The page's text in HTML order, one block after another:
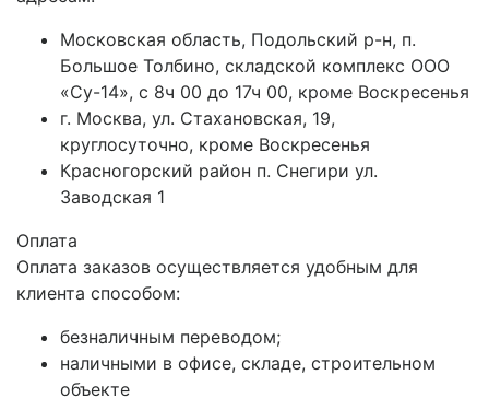
Московская область, Подольский р-н, п.
Большое Толбино, складской комплекс ООО
«Су-14», с 8ч 00 до 17ч 00, кроме Воскресенья
г. Москва, ул. Стахановская, 19,
круглосуточно, кроме Воскресенья
Красногорский район п. Снегири ул.
Заводская 1
Оплата
Оплата заказов осуществляется удобным для
клиента способом:
безналичным переводом;
наличными в офисе, складе, строительном
объекте